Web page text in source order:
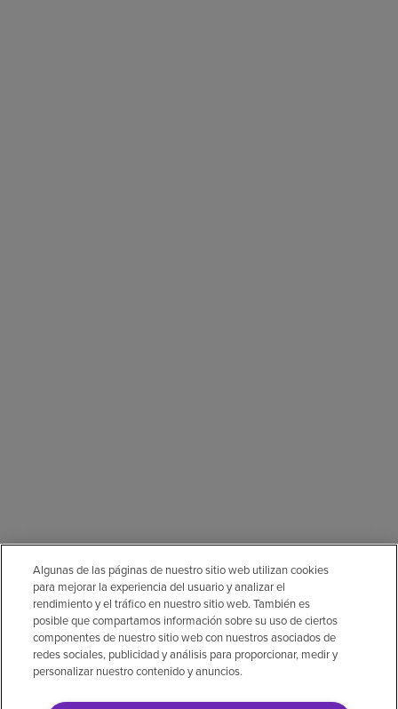
Algunas de las páginas de nuestro sitio web utilizan cookies
para mejorar la experiencia del usuario y analizar el
rendimiento y el tráfico en nuestro sitio web. También es
posible que compartamos información sobre su uso de ciertos
componentes de nuestro sitio web con nuestros asociados de
redes sociales, publicidad y análisis para proporcionar, medir y
personalizar nuestro contenido y anuncios.